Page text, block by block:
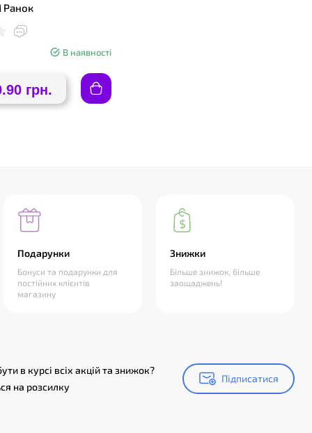
Ранок
В наявності
грн.
Подарунки
Бонуси та подарунки для
постійних клієнтів
магазину
Знижки
Більше знижок, більше
заощаджень!
в курсі всіх акцій та знижок?
на розсилку
Підписатися
Підписатися